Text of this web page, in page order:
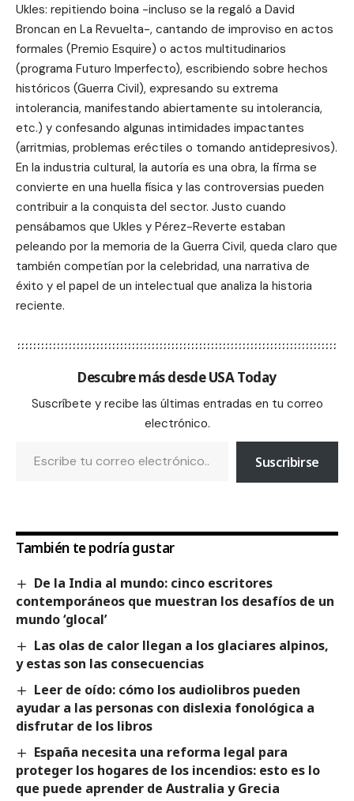
Ukles: repitiendo boina -incluso se la regaló a David
Broncan en La Revuelta-, cantando de improviso en actos
formales (Premio Esquire) o actos multitudinarios
(programa Futuro Imperfecto), escribiendo sobre hechos
históricos (Guerra Civil), expresando su extrema
intolerancia, manifestando abiertamente su intolerancia,
etc.) y confesando algunas intimidades impactantes
(arritmias, problemas eréctiles o tomando antidepresivos).
En la industria cultural, la autoría es una obra, la firma se
convierte en una huella física y las controversias pueden
contribuir a la conquista del sector. Justo cuando
pensábamos que Ukles y Pérez-Reverte estaban
peleando por la memoria de la Guerra Civil, queda claro que
también competían por la celebridad, una narrativa de
éxito y el papel de un intelectual que analiza la historia
reciente.
Descubre más desde USA Today
Suscríbete y recibe las últimas entradas en tu correo
electrónico.
Suscribirse
También te podría gustar
De la India al mundo: cinco escritores
contemporáneos que muestran los desafíos de un
mundo ‘glocal’
Las olas de calor llegan a los glaciares alpinos,
y estas son las consecuencias
Leer de oído: cómo los audiolibros pueden
ayudar a las personas con dislexia fonológica a
disfrutar de los libros
España necesita una reforma legal para
proteger los hogares de los incendios: esto es lo
que puede aprender de Australia y Grecia